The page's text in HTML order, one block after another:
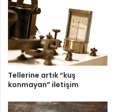
Tellerine artık “kuş
konmayan” iletişim